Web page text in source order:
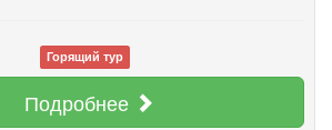
Горящий тур
Подробнее